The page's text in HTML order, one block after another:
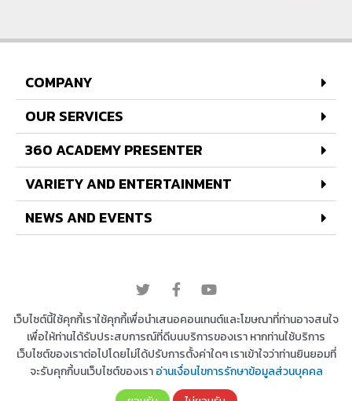
เว็บไซต์นี้ใช้คุกกี้เราใช้คุกกี้เพื่อนำเสนอคอนเทนต์และโฆษณาที่ท่านอาจสนใจ
เพื่อให้ท่านได้รับประสบการณ์ที่ดีบนบริการของเรา หากท่านใช้บริการ
เว็บไซต์ของเราต่อไปโดยไม่ได้ปรับการตั้งค่าใดๆ เราเข้าใจว่าท่านยินยอมที่
จะรับคุกกี้บนเว็บไซต์ของเราอ่านเงื่อนไขการรักษาข้อมูลส่วนบุคคล
COMPANY
OUR SERVICES
360 ACADEMY PRESENTER
VARIETY AND ENTERTAINMENT
NEWS AND EVENTS
© 2022 All rights reserved
Copyright © 2026 บริษัท 360 องศา เอ็นเตอร์เทนเม้น
ท์ จำกัด | Powered byAstra WordPress Theme